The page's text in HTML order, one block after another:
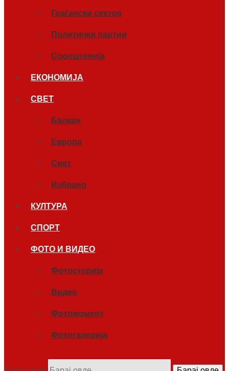
Граѓански сектор
Политички партии
Соопштенија
ЕКОНОМИЈА
СВЕТ
Балкан
Европа
Свет
Избрано
КУЛТУРА
СПОРТ
ФОТО И ВИДЕО
Фотосторија
Видео
Фотомомент
Фотогалерија